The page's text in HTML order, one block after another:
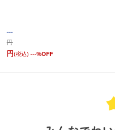
---
円
円(税込) ---%OFF